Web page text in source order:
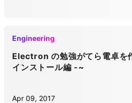
Engineering
Electron の勉強がてら電卓
インストール編 -~
Apr 09, 2017